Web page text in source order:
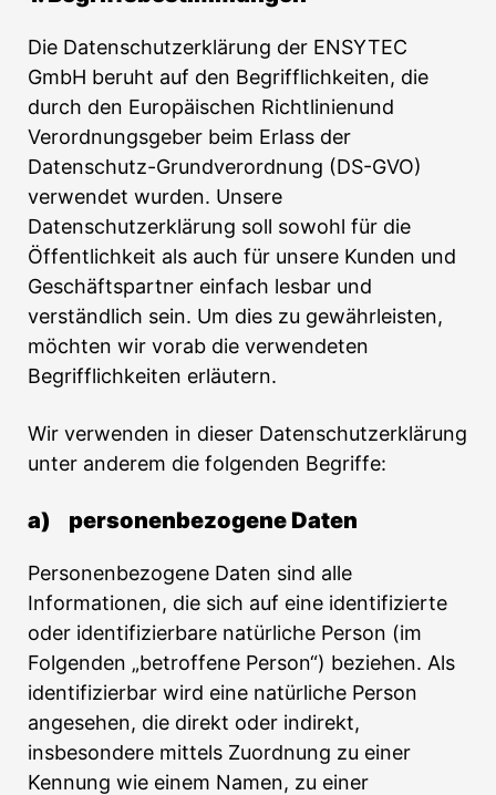
Die Datenschutzerklärung der ENSYTEC
GmbH beruht auf den Begrifflichkeiten, die
durch den Europäischen Richtlinienund
Verordnungsgeber beim Erlass der
Datenschutz-Grundverordnung (DS-GVO)
verwendet wurden. Unsere
Datenschutzerklärung soll sowohl für die
Öffentlichkeit als auch für unsere Kunden und
Geschäftspartner einfach lesbar und
verständlich sein. Um dies zu gewährleisten,
möchten wir vorab die verwendeten
Begrifflichkeiten erläutern.
Wir verwenden in dieser Datenschutzerklärung
unter anderem die folgenden Begriffe:
a) personenbezogene Daten
Personenbezogene Daten sind alle
Informationen, die sich auf eine identifizierte
oder identifizierbare natürliche Person (im
Folgenden „betroffene Person“) beziehen. Als
identifizierbar wird eine natürliche Person
angesehen, die direkt oder indirekt,
insbesondere mittels Zuordnung zu einer
Kennung wie einem Namen, zu einer